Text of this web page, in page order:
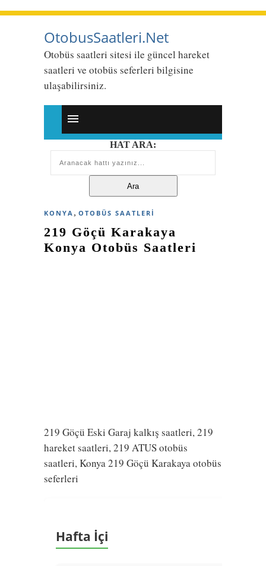
OtobusSaatleri.Net
Otobüs saatleri sitesi ile güncel hareket
saatleri ve otobüs seferleri bilgisine
ulaşabilirsiniz.
HAT ARA:
KONYA , OTOBÜS SAATLERI
219 Göçü Karakaya
Konya Otobüs Saatleri
219 Göçü Eski Garaj kalkış saatleri, 219
hareket saatleri, 219 ATUS otobüs
saatleri, Konya 219 Göçü Karakaya otobüs
seferleri
Hafta İçi